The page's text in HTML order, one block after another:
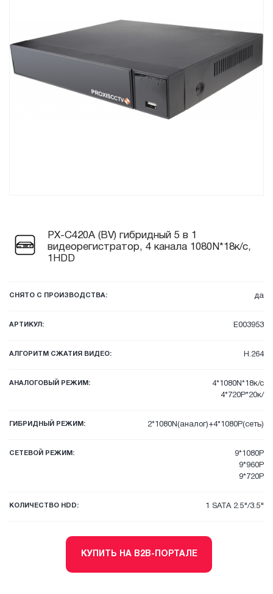
PX-C420A (BV) гибридный 5 в 1
видеорегистратор, 4 канала 1080N*18к/с,
1HDD
СНЯТО С ПРОИЗВОДСТВА: да
АРТИКУЛ: E003953
АЛГОРИТМ СЖАТИЯ ВИДЕО: H.264
АНАЛОГОВЫЙ РЕЖИМ:
4*1080N*18к/с
4*720P*20к/
ГИБРИДНЫЙ РЕЖИМ: 2*1080N(аналог)+4*1080P(сеть)
СЕТЕВОЙ РЕЖИМ:
9*1080P
9*960P
9*720P
КОЛИЧЕСТВО HDD: 1 SATA 2.5"/3.5"
КУПИТЬ НА B2B-ПОРТАЛЕ